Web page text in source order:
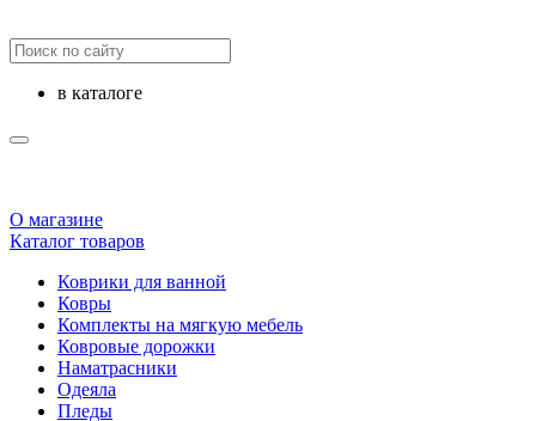
в каталоге
О магазине
Каталог товаров
Коврики для ванной
Ковры
Комплекты на мягкую мебель
Ковровые дорожки
Наматрасники
Одеяла
Пледы